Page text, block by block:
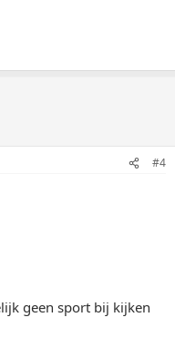
#4
geen sport bij kijken